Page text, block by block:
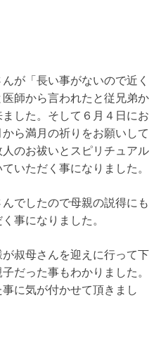
が「長い事がないので近く
師から言われたと従兄弟か
した。そして６月４日にお
ら満月の祈りをお願いして
のお祓いとスピリチュアル
いただく事になりました。
でしたので母親の説得にも
事になりました。
叔母さんを迎えに行って下
だった事もわかりました。
に気が付かせて頂きまし